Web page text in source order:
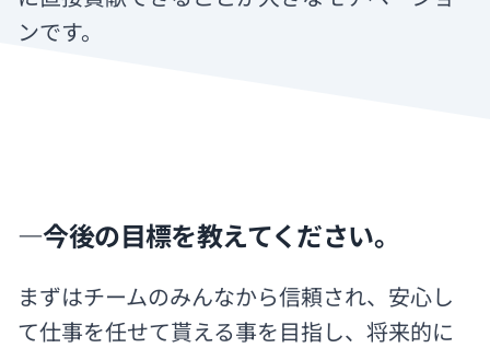
ンです。
―今後の目標を教えてください。
まずはチームのみんなから信頼され、安心し
て仕事を任せて貰える事を目指し、将来的に